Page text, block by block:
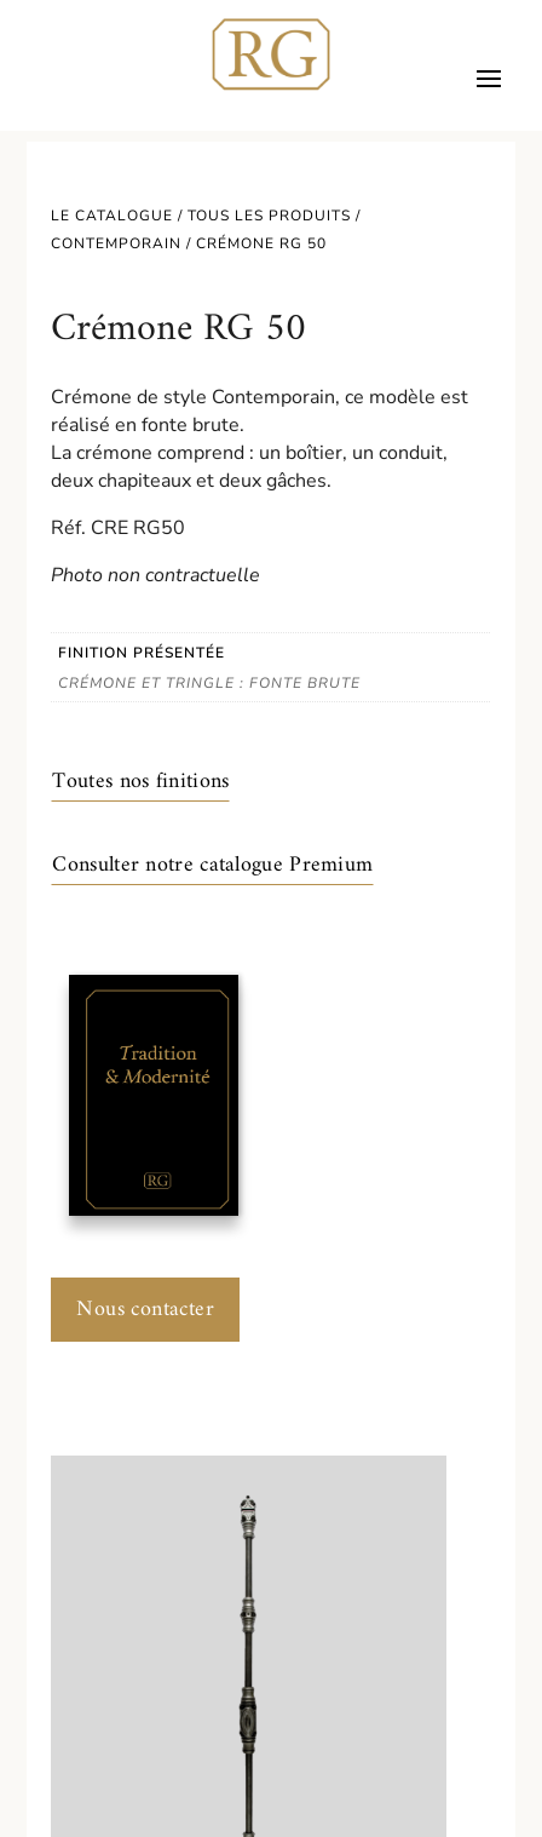
LE CATALOGUE /TOUS LES PRODUITS /
CONTEMPORAIN / CRÉMONE RG 50
Crémone RG 50
Crémone de style Contemporain, ce modèle est
réalisé en fonte brute.
La crémone comprend : un boîtier, un conduit,
deux chapiteaux et deux gâches.
Réf. CRE RG50
Photo non contractuelle
FINITION PRÉSENTÉE
CRÉMONE ET TRINGLE : FONTE BRUTE
Toutes nos finitions
Consulter notre catalogue Premium
Nous contacter